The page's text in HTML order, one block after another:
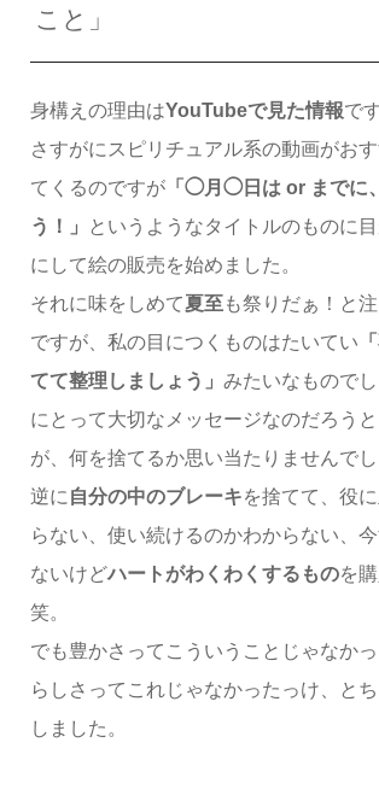
こと」
身構えの理由はYouTubeで見た情報で
さすがにスピリチュアル系の動画がお
てくるのですが「◯月◯日は or までに
う！」
というようなタイトルのものに
にして絵の販売を始めました。
それに味をしめて夏至も祭りだぁ！と
ですが、私の目につくものはたいてい
てて整理しましょう」 みたいなもので
にとって大切なメッセージなのだろう
が、何を捨てるか思い当たりませんでし
逆に自分の中のブレーキを捨てて、役
らない、使い続けるのかわからない、
ないけどハートがわくわくするものを
笑。
でも豊かさってこういうことじゃなか
らしさってこれじゃなかったっけ、と
しました。